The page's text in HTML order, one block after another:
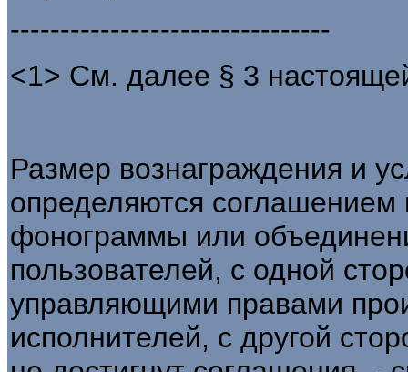
--------------------------------
<1> См. далее § 3
Размер вознаграждения и
определяются
фонограммы или
пользователей, с одной
управляющими правами
исполнителей, с другой